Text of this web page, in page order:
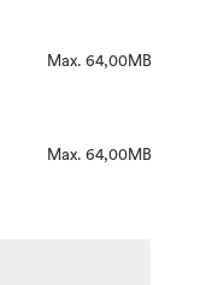
Max. 64,00MB
Max. 64,00MB